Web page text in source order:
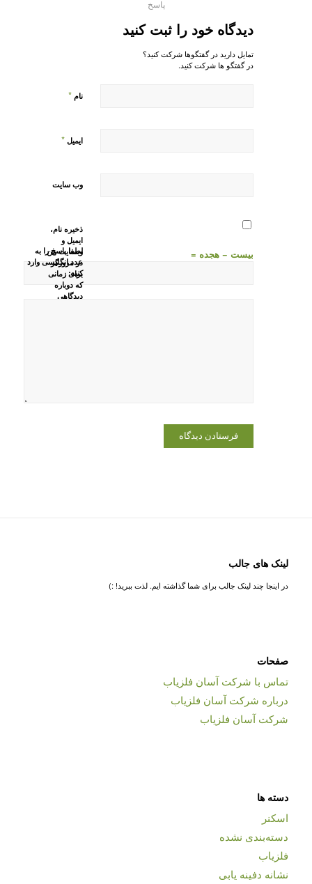
پاسخ
دیدگاه خود را ثبت کنید
تمایل دارید در گفتگوها شرکت کنید؟
در گفتگو ها شرکت کنید.
نام *
ایمیل *
وب‌ سایت
ذخیره نام،
ایمیل و
وبسایت من
در مرورگر
برای زمانی
که دوباره
دیدگاهی
لطفا پاسخ را به
عدد انگلیسی وارد
کنید:
بیست − هجده =
لینک های جالب
در اینجا چند لینک جالب برای شما گذاشته ایم. لذت ببرید! :)
صفحات
تماس با شرکت آسان فلزیاب
درباره شرکت آسان فلزیاب
شرکت آسان فلزیاب
دسته ها
اسکنر
دسته‌بندی نشده
فلزیاب
نشانه دفینه یابی